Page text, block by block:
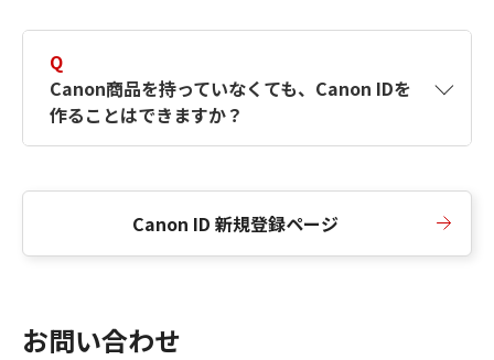
Q
Canon商品を持っていなくても、Canon IDを
作ることはできますか？
Canon ID 新規登録ページ
お問い合わせ